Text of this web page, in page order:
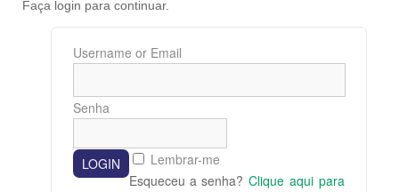
Faça login para continuar.
Username or Email
Senha
Lembrar-me
Esqueceu a senha? Clique aqui para